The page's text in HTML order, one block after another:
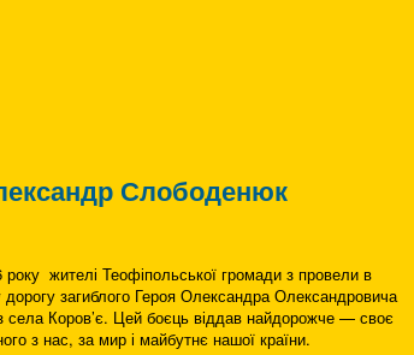
Слободенюк
року жителі Теофіпольської громади з провели в
загиблого Героя Олександра Олександровича
Коров’є. Цей боєць віддав найдорожче — своє
з нас, за мир і майбутнє нашої країни.